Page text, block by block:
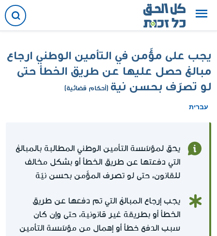
يجب على مؤّمن في التأمين الوطني ارجاع
مبالغ حصل عليها عن طريق الخطأ حتى
لو تصرّف بحسن نية (أحكام قضائية)
עברית
يحق لمؤسّسة التأمين الوطني المطالبة بالمبالغ
التي دفعتها عن طريق الخطأ أو بشكل مخالف
للقانون، حتى لو تصرف المؤّمن بحسن نيّة
يجب إرجاع المبالغ التي تم دفعها عن طريق
الخطأ أو بطريقة غير قانونية، حتى وإن كان
سبب الدفع خطأ أو إهمال من مؤسّسة التأمين